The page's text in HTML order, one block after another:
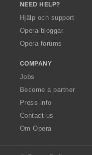
NEED HELP?
Hjälp och support
Opera-bloggar
Opera forums
COMPANY
Jobs
Become a partner
Press info
Contact us
Om Opera